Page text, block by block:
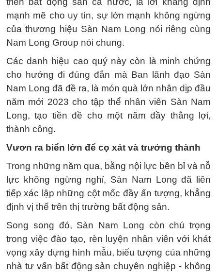
mạnh mẽ cho uy tín, sự lớn mạnh không ngừng
của thương hiệu Sàn Nam Long nói riêng cùng
Nam Long Group nói chung.
Các danh hiệu cao quý này còn là minh chứng
cho hướng đi đúng đắn mà Ban lãnh đạo Sàn
Nam Long đã đề ra, là món quà lớn nhân dịp đầu
năm mới 2023 cho tập thể nhân viên Sàn Nam
Long, tạo tiền đề cho một năm đầy thắng lợi,
thành công.
Vươn ra biển lớn để cọ xát và trưởng thành
Trong những năm qua, bằng nội lực bền bỉ và nỗ
lực không ngừng nghỉ, Sàn Nam Long đã liên
tiếp xác lập những cột mốc đầy ấn tượng, khẳng
định vị thế trên thị trường bất động sản.
Song song đó, Sàn Nam Long còn chú trọng
trong việc đào tạo, rèn luyện nhân viên với khát
vọng xây dựng hình mẫu, biểu tượng của những
nhà tư vấn bất động sản chuyên nghiệp - không